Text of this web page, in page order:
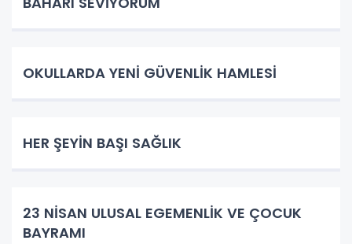
OKULLARDA YENİ GÜVENLİK HAMLESİ
HER ŞEYİN BAŞI SAĞLIK
23 NİSAN ULUSAL EGEMENLİK VE ÇOCUK
BAYRAMI